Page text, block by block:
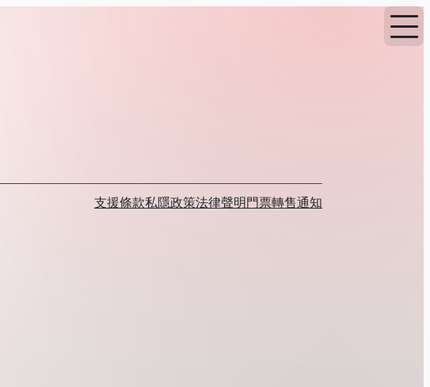
支援條款私隱政策法律聲明門票轉售通知